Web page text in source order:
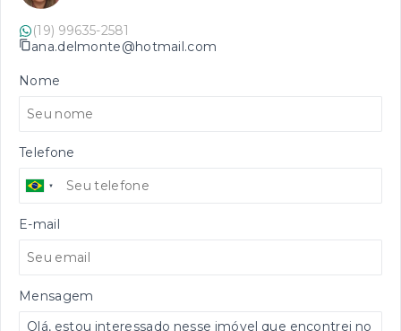
(19) 99635-2581
ana.delmonte@hotmail.com
Nome
Telefone
E-mail
Mensagem